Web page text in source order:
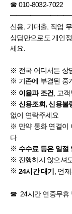
☎ 010-8032-7022
신용, 기대출, 직업
상담만으로도 개인
세요.
※ 전국 어디서든 상
※ 기존에 부결된 중
※ 이율과 조건
, 고
※ 신용조회, 신용불
없이 연락주세요
※ 만약 통화 연결이
다
※ 수수료 등은 일절
※ 진행하지 않으셔
※ 24시간 대기 , 언
☎ 24시간 연중무휴